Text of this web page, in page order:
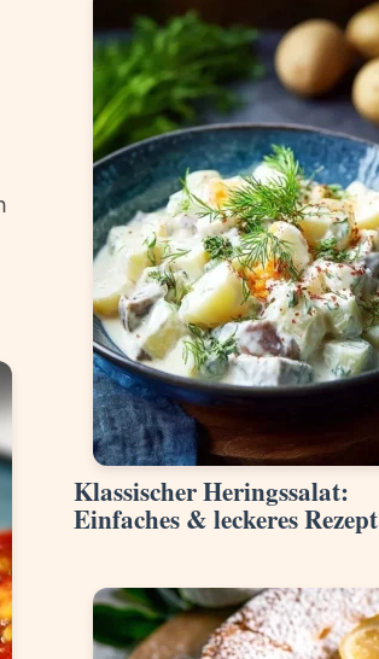
Klassischer Heringssalat:
Einfaches & leckeres Rezept